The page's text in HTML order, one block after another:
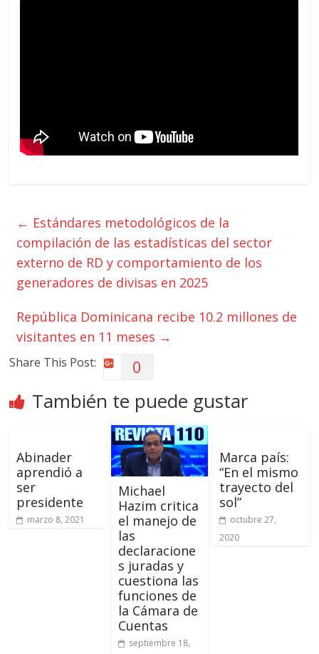
← Estándares metodológicos de la
compilación de las estadísticas del sector
externo de RD y comportamiento de los
generadores de divisas en 2025
República Dominicana recibe 10.2 millones de
visitantes en 11 meses →
Share This Post: 0
También te puede gustar
Abinader
aprendió a
ser
presidente
marzo 8, 2021
Michael
Hazim critica
el manejo de
las
declaracione
s juradas y
cuestiona las
funciones de
la Cámara de
Cuentas
septiembre 18,
Marca país:
“En el mismo
trayecto del
sol”
octubre 27,
2020